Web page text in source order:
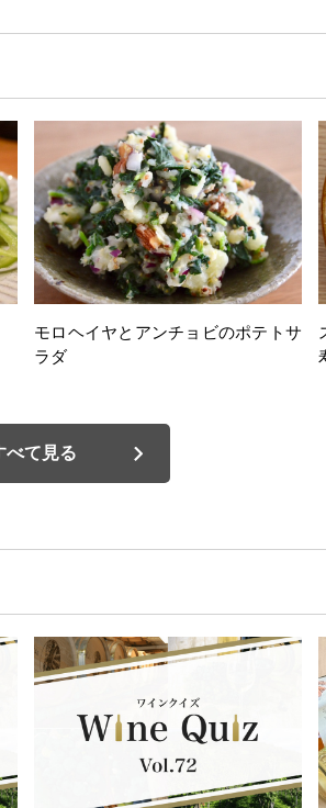
モロヘイヤとアンチョビのポテトサ
ラダ
べて見る